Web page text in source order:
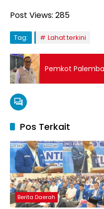
Post Views: 285
Tag: Lahat terkini
Pemkot
Pos Terkait
Berita Daerah